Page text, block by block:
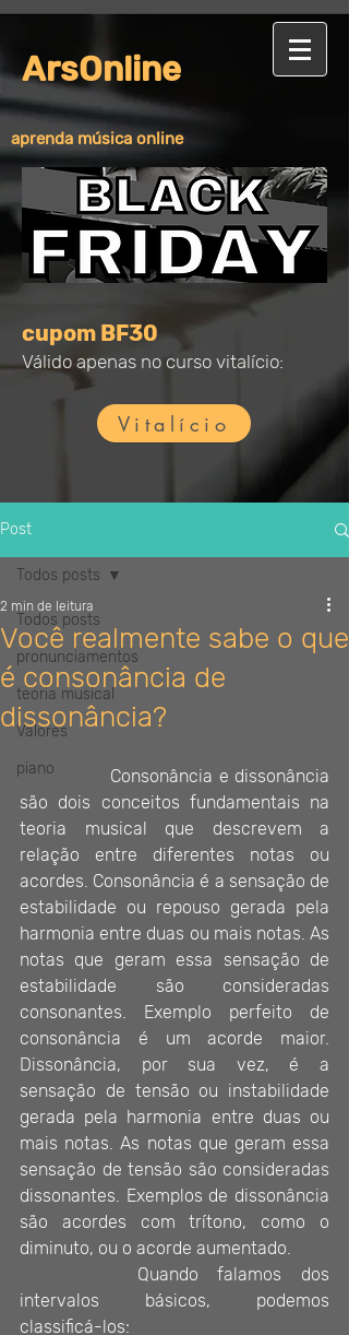
ArsOnline
aprenda música online
cupom BF30
Válido apenas no curso vitalício:
Vitalício
Post
Todos posts
pronunciamentos
teoria musical
Valores
piano
Todos posts
Você realmente sabe o que
é consonância de
dissonância?
2 min de leitura
		Consonância e dissonância
são dois conceitos fundamentais na
teoria musical que descrevem a
relação entre diferentes notas ou
acordes. Consonância é a sensação de
estabilidade ou repouso gerada pela
harmonia entre duas ou mais notas. As
notas que geram essa sensação de
estabilidade são consideradas
consonantes. Exemplo perfeito de
consonância é um acorde maior.
Dissonância, por sua vez, é a
sensação de tensão ou instabilidade
gerada pela harmonia entre duas ou
mais notas. As notas que geram essa
sensação de tensão são consideradas
dissonantes. Exemplos de dissonância
são acordes com trítono, como o
diminuto, ou o acorde aumentado.
intervalos básicos, podemos
classificá-los: